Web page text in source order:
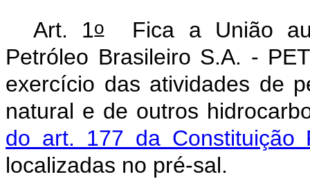
Art. 1oFica a União
Petróleo Brasileiro S.A. -
exercício das atividades de
natural e de outros
do art. 177 da Constituição
localizadas no pré-sal.